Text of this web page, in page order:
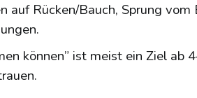
auf Rücken/Bauch, Sprung
können” ist meist ein Ziel ab